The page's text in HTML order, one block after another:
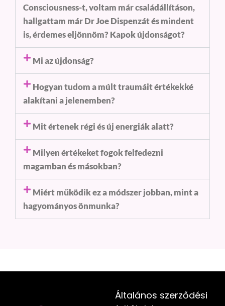
Consciousness-t, voltam már családállításon,
hallgattam már Dr Joe Dispenzát és mindent
is, érdemes eljönnöm? Kapok újdonságot?
Mi az újdonság?
Hogyan tudom a múlt traumáit értékekké
alakítani a jelenemben?
Mit értenek régi és új energiák alatt?
Milyen értékeket fogok felfedezni
magamban és másokban?
Miért működik ez a módszer jobban, mint a
hagyományos önmunka?
Általános szerződési